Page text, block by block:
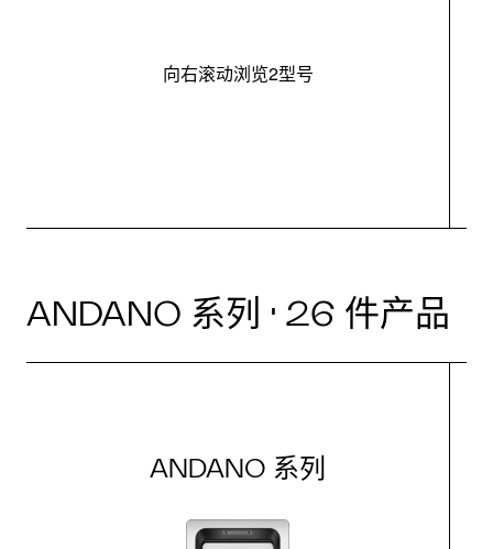
向右滚动浏览2型号
ANDANO 系列 · 26 件产品
ANDANO 系列